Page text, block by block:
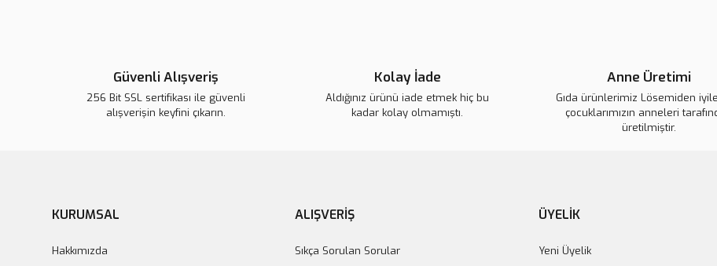
Güvenli Alışveriş
256 Bit SSL sertifikası ile güvenli
alışverişin keyfini çıkarın.
Kolay İade
Aldığınız ürünü iade etmek hiç bu
kadar kolay olmamıştı.
Anne Üretimi
Gıda ürünlerimiz Lösemiden
çocuklarımızın anneleri
üretilmiştir.
KURUMSAL
Hakkımızda
ALIŞVERİŞ
Sıkça Sorulan Sorular
ÜYELİK
Yeni Üyelik